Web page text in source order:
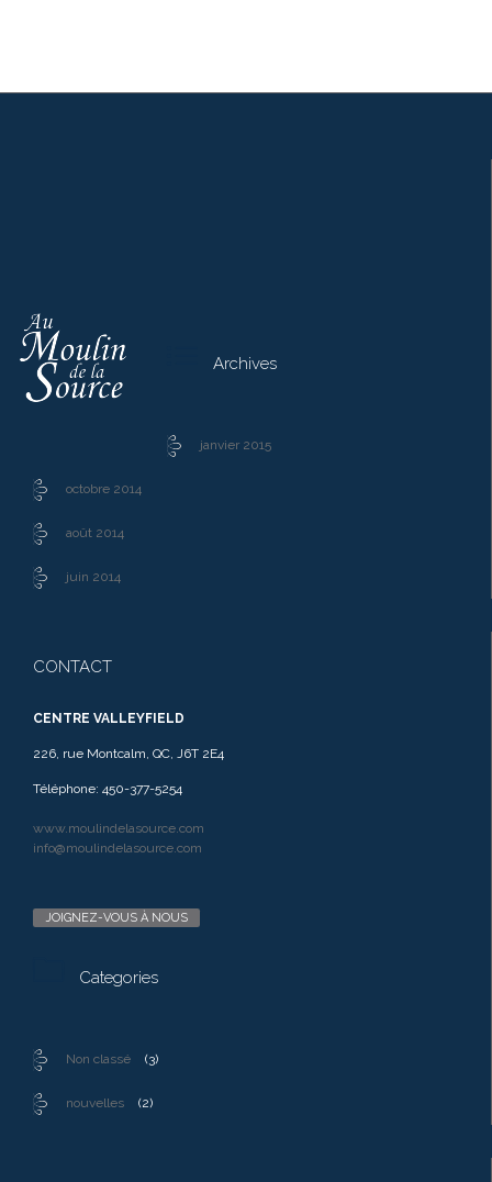
Archives
janvier 2015
octobre 2014
août 2014
juin 2014
CONTACT
CENTRE VALLEYFIELD
226, rue Montcalm, QC, J6T 2E4
Téléphone: 450-377-5254
www.moulindelasource.com
info@moulindelasource.com
JOIGNEZ-VOUS À NOUS
Categories
Non classé (3)
nouvelles (2)